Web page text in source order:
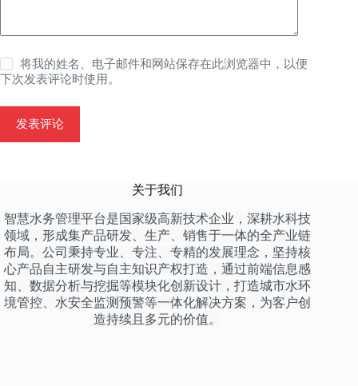
将我的姓名、电子邮件和网站保存在此浏览器中，以便
下次发表评论时使用。
发表评论
关于我们
智慧水务管理平台是国家级高新技术企业，深耕水科技
领域，形成集产品研发、生产、销售于一体的全产业链
布局。公司秉持专业、专注、专精的发展理念，坚持核
心产品自主研发与自主知识产权打造，通过前端信息感
知、数据分析与挖掘等模块化创新设计，打造城市水环
境管控、水安全监测预警等一体化解决方案，为客户创
造持续且多元的价值。